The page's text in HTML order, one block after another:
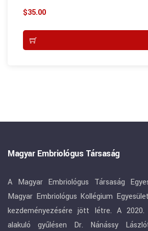
5.00
out of 5
$35.00
Magyar Embriológus Társaság
A Magyar Embriológus Társaság
Magyar Embriológus Kollégium
kezdeményezésére jött létre. A
alakuló gyűlésen Dr. Nánássy